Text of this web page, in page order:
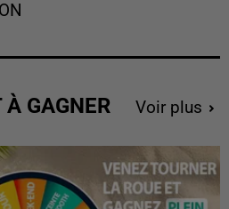
GAGNER Voir plus